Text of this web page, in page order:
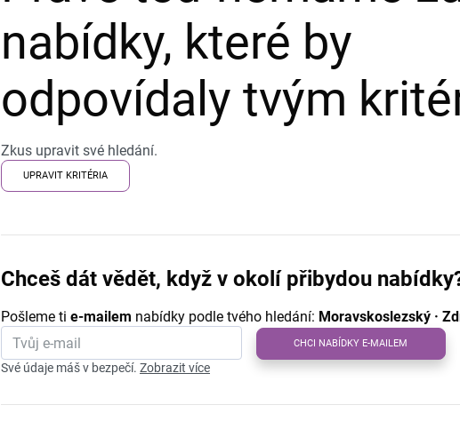
nabídky, které by
odpovídaly tvým
Zkus upravit své hledání.
UPRAVIT KRITÉRIA
Chceš dát vědět, když v okolí přibydou
Pošleme ti e-mailem nabídky podle tvého hledání: Moravskoslezský ·
CHCI NABÍDKY E-MAILEM
Své údaje máš v bezpečí. Zobrazit více